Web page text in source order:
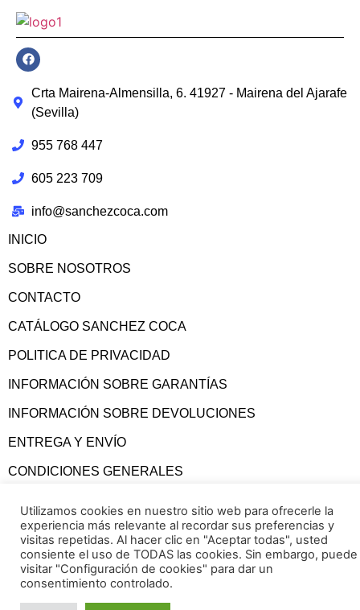
Crta Mairena-Almensilla, 6. 41927 - Mairena del Ajarafe
(Sevilla)
955 768 447
605 223 709
info@sanchezcoca.com
INICIO
SOBRE NOSOTROS
CONTACTO
CATÁLOGO SANCHEZ COCA
POLITICA DE PRIVACIDAD
INFORMACIÓN SOBRE GARANTÍAS
INFORMACIÓN SOBRE DEVOLUCIONES
ENTREGA Y ENVÍO
CONDICIONES GENERALES
Utilizamos cookies en nuestro sitio web para ofrecerle la
experiencia más relevante al recordar sus preferencias y
visitas repetidas. Al hacer clic en "Aceptar todas", usted
consiente el uso de TODAS las cookies. Sin embargo, puede
visitar "Configuración de cookies" para dar un
consentimiento controlado.